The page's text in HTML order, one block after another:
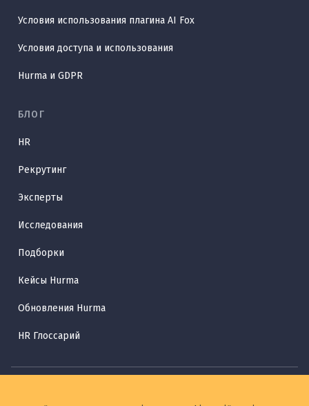
Условия использования плагина AI Fox
Условия доступа и использования
Hurma и GDPR
БЛОГ
HR
Рекрутинг
Эксперты
Исследования
Подборки
Кейсы Hurma
Обновления Hurma
HR Глоссарий